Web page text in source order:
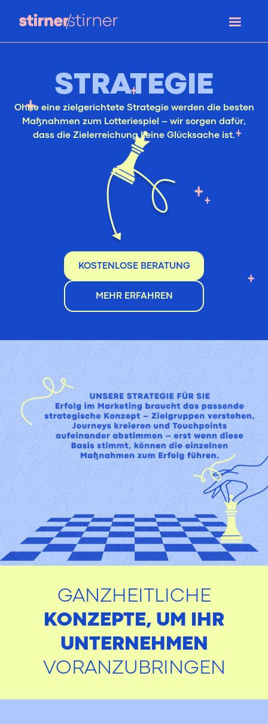
STRATEGIE
Ohne eine zielgerichtete Strategie werden die besten
Maßnahmen zum Lotteriespiel – wir sorgen dafür,
dass die Zielerreichung keine Glücksache ist.
KOSTENLOSE BERATUNG
MEHR ERFAHREN
GANZHEITLICHE
KONZEPTE, UM IHR
UNTERNEHMEN
VORANZUBRINGEN